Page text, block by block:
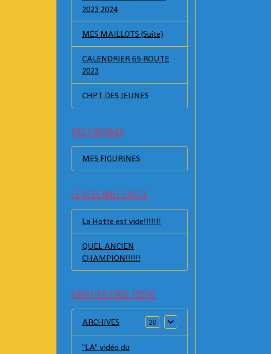
2023 2024
MES MAILLOTS (Suite)
CALENDRIER 65 ROUTE
2023
CHPT DES JEUNES
MES FIGURINES
MES FIGURINES
LE PERE NOEL EXISTE
La Hotte est vide!!!!!!!
QUEL ANCIEN
CHAMPION!!!!!!
CHANTIER STADE TOSTAT
ARCHIVES 20
"LA" vidéo du